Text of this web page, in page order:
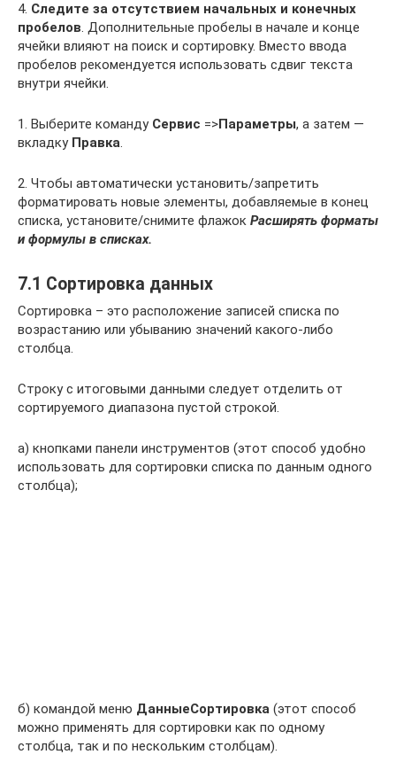
4. Следите за отсутствием начальных и конечных
пробелов. Дополнительные пробелы в начале и конце
ячейки влияют на поиск и сортировку. Вместо ввода
пробелов рекомендуется использовать сдвиг текста
внутри ячейки.
1. Выберите команду Сервис =>Параметры, а затем —
вкладку Правка.
2. Чтобы автоматически установить/запретить
форматировать новые элементы, добавляемые в конец
списка, установите/снимите флажок Расширять форматы
и формулы в списках.
7.1 Сортировка данных
Сортировка – это расположение записей списка по
возрастанию или убыванию значений какого-либо
столбца.
Строку с итоговыми данными следует отделить от
сортируемого диапазона пустой строкой.
а) кнопками панели инструментов (этот способ удобно
использовать для сортировки списка по данным одного
столбца);
б) командой меню ДанныеСортировка (этот способ
можно применять для сортировки как по одному
столбца, так и по нескольким столбцам).